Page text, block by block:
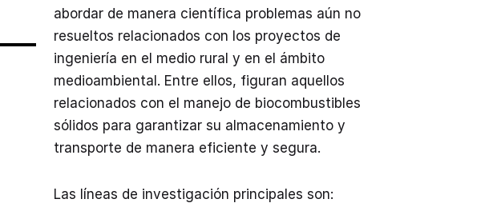
abordar de manera científica problemas aún no
resueltos relacionados con los proyectos de
ingeniería en el medio rural y en el ámbito
medioambiental. Entre ellos, figuran aquellos
relacionados con el manejo de biocombustibles
sólidos para garantizar su almacenamiento y
transporte de manera eficiente y segura.
Las líneas de investigación principales son: